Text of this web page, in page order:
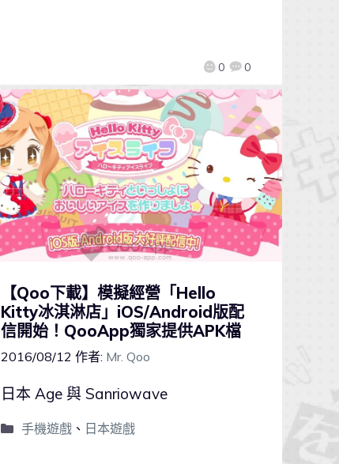
0 0
【Qoo下載】模擬經營「Hello
Kitty冰淇淋店」iOS/Android版配
信開始！QooApp獨家提供APK檔
2016/08/12 作者: Mr. Qoo
日本 Age 與 Sanriowave
手機遊戲、 日本遊戲